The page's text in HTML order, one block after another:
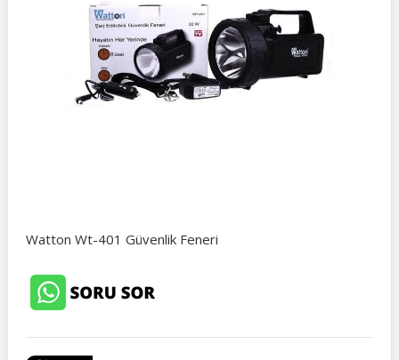
Watton Wt-401 Güvenlik Feneri